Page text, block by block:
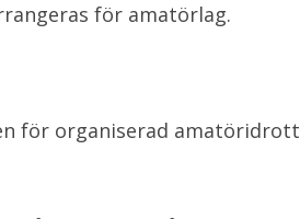
för amatörlag.
för organiserad amatöridrott